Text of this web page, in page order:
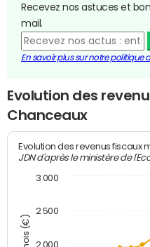
Recevez nos astuces et
mail.
En savoir plus sur notre politique
Evolution des
Chanceaux
Evolution des revenus fiscaux
JDN d'après le ministère de
2 000
2 500
3 000